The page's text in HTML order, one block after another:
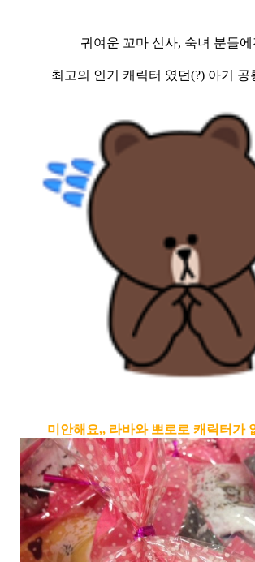
귀여운 꼬마 신사, 숙녀 분들
최고의 인기 캐릭터 였던(?) 아기 공
미안해요,, 라바와 뽀로로 캐릭터가